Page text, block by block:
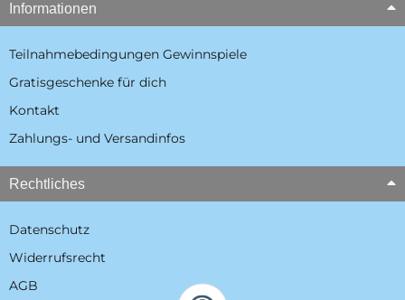
Informationen
Teilnahmebedingungen Gewinnspiele
Gratisgeschenke für dich
Kontakt
Zahlungs- und Versandinfos
Rechtliches
Datenschutz
Widerrufsrecht
AGB